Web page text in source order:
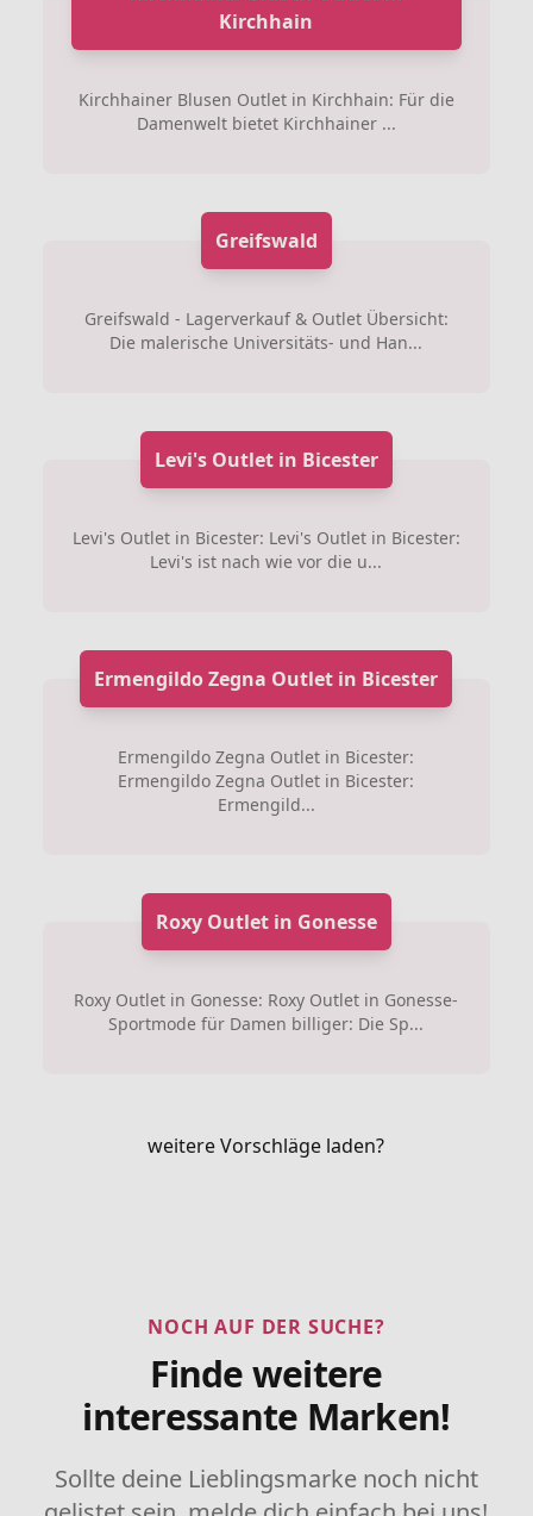
Kirchhain
Kirchhainer Blusen Outlet in Kirchhain: Für die
Damenwelt bietet Kirchhainer ...
Greifswald
Greifswald - Lagerverkauf & Outlet Übersicht:
Die malerische Universitäts- und Han...
Levi's Outlet in Bicester
Levi's Outlet in Bicester: Levi's Outlet in Bicester:
Levi's ist nach wie vor die u...
Ermengildo Zegna Outlet in Bicester
Ermengildo Zegna Outlet in Bicester:
Ermengildo Zegna Outlet in Bicester:
Ermengild...
Roxy Outlet in Gonesse
Roxy Outlet in Gonesse: Roxy Outlet in Gonesse-
Sportmode für Damen billiger: Die Sp...
weitere Vorschläge laden?
NOCH AUF DER SUCHE?
Finde weitere
interessante Marken!
Sollte deine Lieblingsmarke noch nicht